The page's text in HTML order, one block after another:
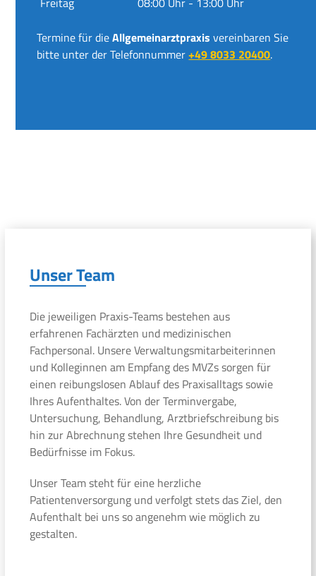
Termine für dieAllgemeinarztpraxis vereinbaren Sie
bitte unter der Telefonnummer+49 8033 20400.
Unser Team
Die jeweiligen Praxis-Teams bestehen aus
erfahrenen Fachärzten und medizinischen
Fachpersonal. Unsere Verwaltungsmitarbeiterinnen
und Kolleginnen am Empfang des MVZs sorgen für
einen reibungslosen Ablauf des Praxisalltags sowie
Ihres Aufenthaltes. Von der Terminvergabe,
Untersuchung, Behandlung, Arztbriefschreibung bis
hin zur Abrechnung stehen Ihre Gesundheit und
Bedürfnisse im Fokus.
Unser Team steht für eine herzliche
Patientenversorgung und verfolgt stets das Ziel, den
Aufenthalt bei uns so angenehm wie möglich zu
gestalten.